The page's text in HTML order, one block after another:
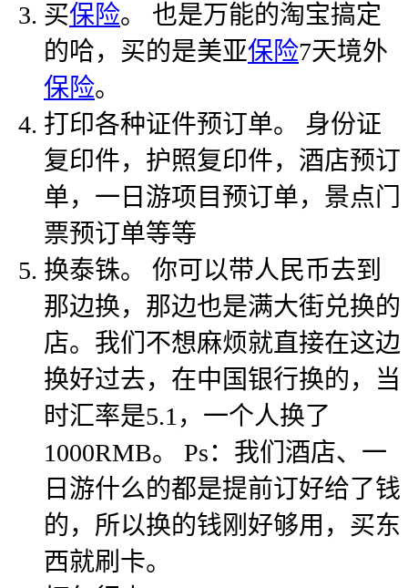
买保险。 也是万能的淘宝搞定
的哈，买的是美亚保险7天境外
保险。
打印各种证件预订单。 身份证
复印件，护照复印件，酒店预订
单，一日游项目预订单，景点门
票预订单等等
换泰铢。 你可以带人民币去到
那边换，那边也是满大街兑换的
店。我们不想麻烦就直接在这边
换好过去，在中国银行换的，当
时汇率是5.1，一个人换了
1000RMB。 Ps：我们酒店、一
日游什么的都是提前订好给了钱
的，所以换的钱刚好够用，买东
西就刷卡。